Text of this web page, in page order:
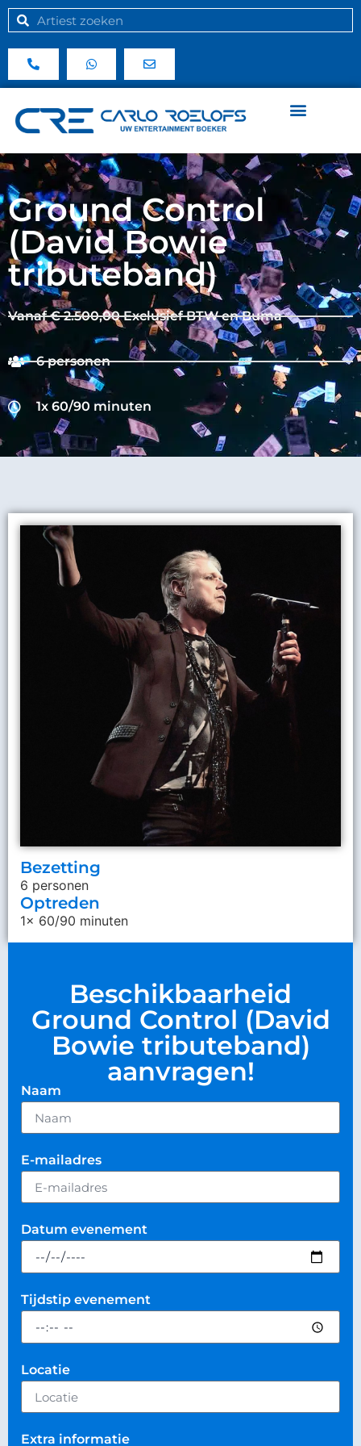
Ground Control
(David Bowie
tributeband)
Vanaf € 2.500,00 Exclusief BTW en Buma
6 personen
1x 60/90 minuten
Bezetting
6 personen
Optreden
1x 60/90 minuten
Beschikbaarheid
Ground Control (David
Bowie tributeband)
aanvragen!
Naam
E-mailadres
Datum evenement
Tijdstip evenement
Locatie
Extra informatie